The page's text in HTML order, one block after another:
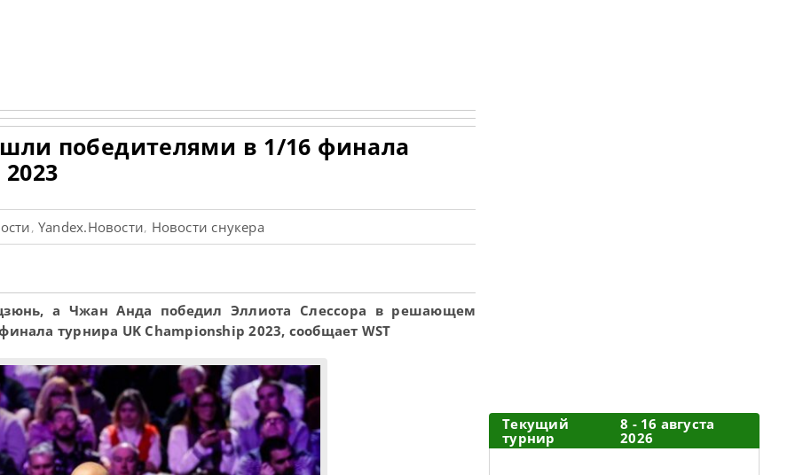
победителями в 1/16 финала
, Yandex.Новости, Новости снукера
а Чжан Анда победил Эллиота Слессора в решающем
турнира UK Championship 2023, сообщает WST
Текущий
турнир
8 - 16 августа
2026